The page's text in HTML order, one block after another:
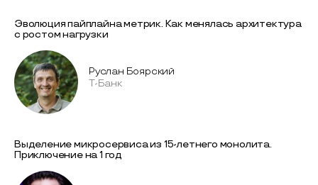
Эволюция пайплайна метрик. Как менялась архитектура
с ростом нагрузки
Руслан Боярский
T-Банк
Выделение микросервиса из 15-летнего монолита.
Приключение на 1 год